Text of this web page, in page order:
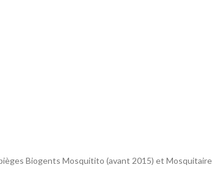
Biogents Mosquitito (avant 2015) et